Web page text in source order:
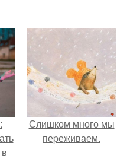
Слишком много мы
пеpеживаем.